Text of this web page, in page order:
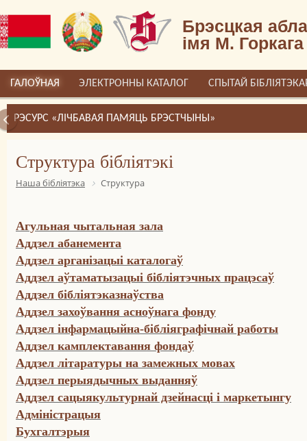
Брэсцкая
імя М. Горкага
ГАЛОЎНАЯ ЭЛЕКТРОННЫ КАТАЛОГ СПЫТАЙ
РЭСУРС «ЛІЧБАВАЯ ПАМЯЦЬ БРЭСТЧЫНЫ»
Cтруктура бібліятэкі
Наша бібліятэка Структура
Агульная чытальная зала
Аддзел абанемента
Аддзел арганізацыі каталогаў
Аддзел аўтаматызацыі бібліятэчных працэсаў
Аддзел бібліятэказнаўства
Аддзел захоўвання асноўнага фонду
Аддзел інфармацыйна-бібліяграфічнай работы
Аддзел камплектавання фондаў
Аддзел літаратуры на замежных мовах
Аддзел перыядычных выданняў
Аддзел сацыякультурнай дзейнасці і маркетынгу
Адміністрацыя
Бухгалтэрыя